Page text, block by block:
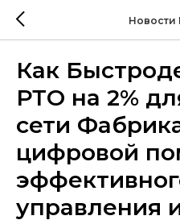
Новости
Как
РТО на 2%
сети
цифровой
управления